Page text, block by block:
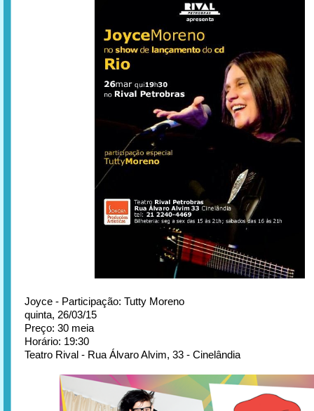
Joyce - Participação: Tutty Moreno
quinta, 26/03/15
Preço: 30 meia
Horário: 19:30
Teatro Rival - Rua Álvaro Alvim, 33 - Cinelândia